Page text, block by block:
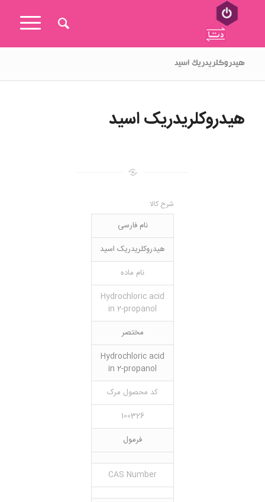
هیدروکلریدریک اسید
هیدروکلریدریک اسید
شرح کالا
نام فارسی
هیدروکلریدریک اسید
نام ماده
Hydrochloric acid
in 2-propanol
مختصر
Hydrochloric acid
in 2-propanol
کد محصول مرک
100326
فرمول
CAS Number